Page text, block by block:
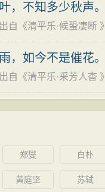
，不知多少秋声。
自《清平乐·候蛩凄断 》
，如今不是催花。
自《清平乐·采芳人杳 》
郑燮 白朴
黄庭坚 苏轼